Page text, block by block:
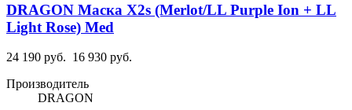
DRAGON Маска X2s (Merlot/LL Purple Ion + LL
Light Rose) Med
24 190 руб. 16 930 руб.
Производитель
DRAGON